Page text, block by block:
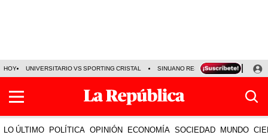
HOY UNIVERSITARIO VS SPORTING CRISTAL SINUANO RESULTADOS HOY
LO ÚLTIMO POLÍTICA OPINIÓN ECONOMÍA SOCIEDAD MUNDO